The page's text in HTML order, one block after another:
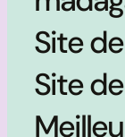
Site
Site